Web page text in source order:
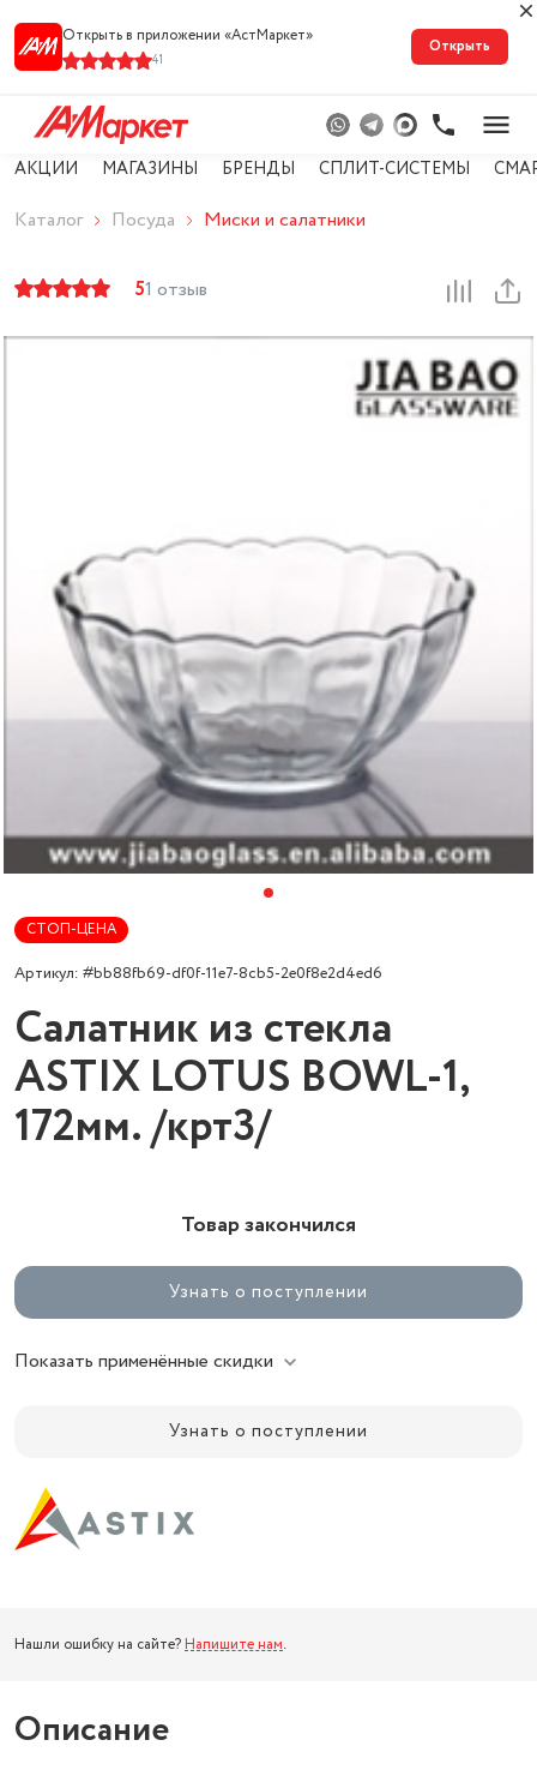
Открыть в приложении «АстМарке‪т‬»
41
Открыть
АКЦИИ МАГАЗИНЫ БРЕНДЫ СПЛИТ-СИСТЕМЫ
Каталог Посуда Миски и салатники
51 отзыв
СТОП-ЦЕНА
Артикул: #bb88fb69-df0f-11e7-8cb5-2e0f8e2d4ed6
Салатник из стекла
ASTIX LOTUS BOWL-1,
172мм. /крт3/
Товар закончился
Узнать о поступлении
Показать применённые скидки
Узнать о поступлении
Нашли ошибку на сайте? Напишите нам.
Описание